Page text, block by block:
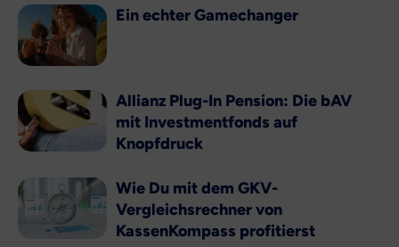
Ein echter Gamechanger
Allianz Plug-In Pension: Die bAV
mit Investmentfonds auf
Knopfdruck
Wie Du mit dem GKV-
Vergleichsrechner von
KassenKompass profitierst